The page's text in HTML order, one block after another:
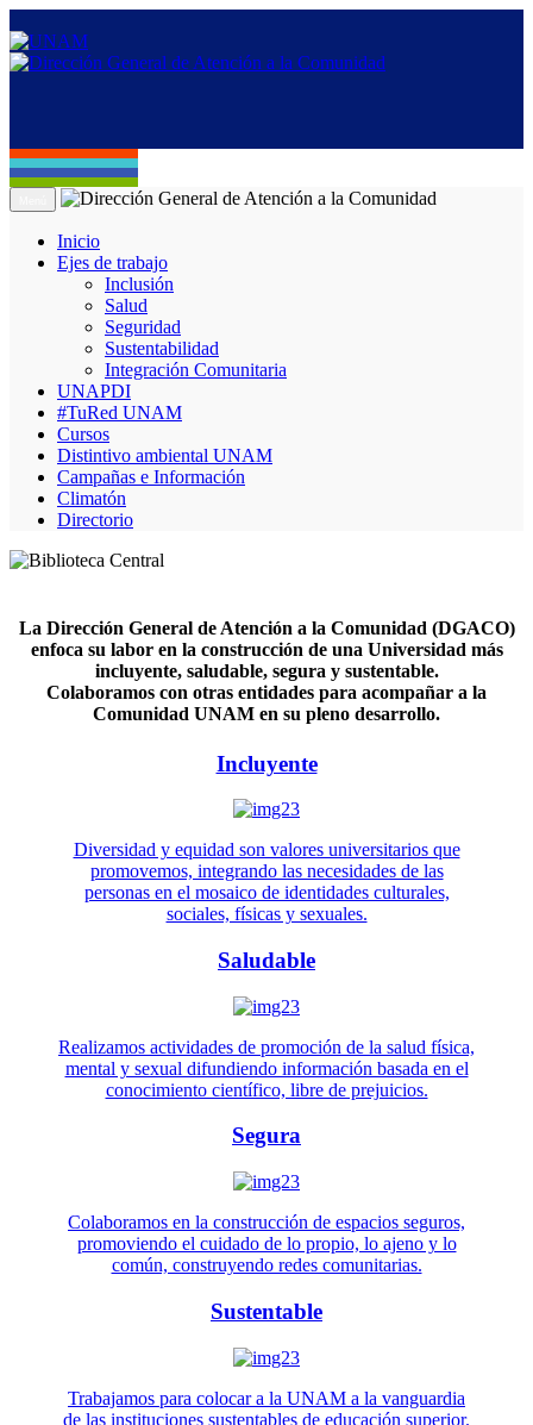
Inicio
Ejes de trabajo
Inclusión
Salud
Seguridad
Sustentabilidad
Integración Comunitaria
UNAPDI
#TuRed UNAM
Cursos
Distintivo ambiental UNAM
Campañas e Información
Climatón
Directorio
La Dirección General de Atención a la Comunidad (DGACO)
enfoca su labor en la construcción de una Universidad más
incluyente, saludable, segura y sustentable.
Colaboramos con otras entidades para acompañar a la
Comunidad UNAM en su pleno desarrollo.
Incluyente
Diversidad y equidad son valores universitarios que
promovemos, integrando las necesidades de las
personas en el mosaico de identidades culturales,
sociales, físicas y sexuales.
Saludable
Realizamos actividades de promoción de la salud física,
mental y sexual difundiendo información basada en el
conocimiento científico, libre de prejuicios.
Segura
Colaboramos en la construcción de espacios seguros,
promoviendo el cuidado de lo propio, lo ajeno y lo
común, construyendo redes comunitarias.
Sustentable
Trabajamos para colocar a la UNAM a la vanguardia
de las instituciones sustentables de educación superior.